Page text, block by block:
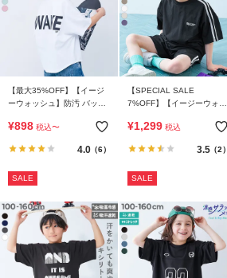
【最大35%OFF】【イージ
ーウォッシュ】防汚 バック
半袖Tシャツ
¥898 税込〜
4.0（6）
SALE
【SPECIAL SALE
7%OFF】【イージーウォッ
ン UVカット 半袖Tシャツ
¥1,299 税込
3.5（2）
SALE